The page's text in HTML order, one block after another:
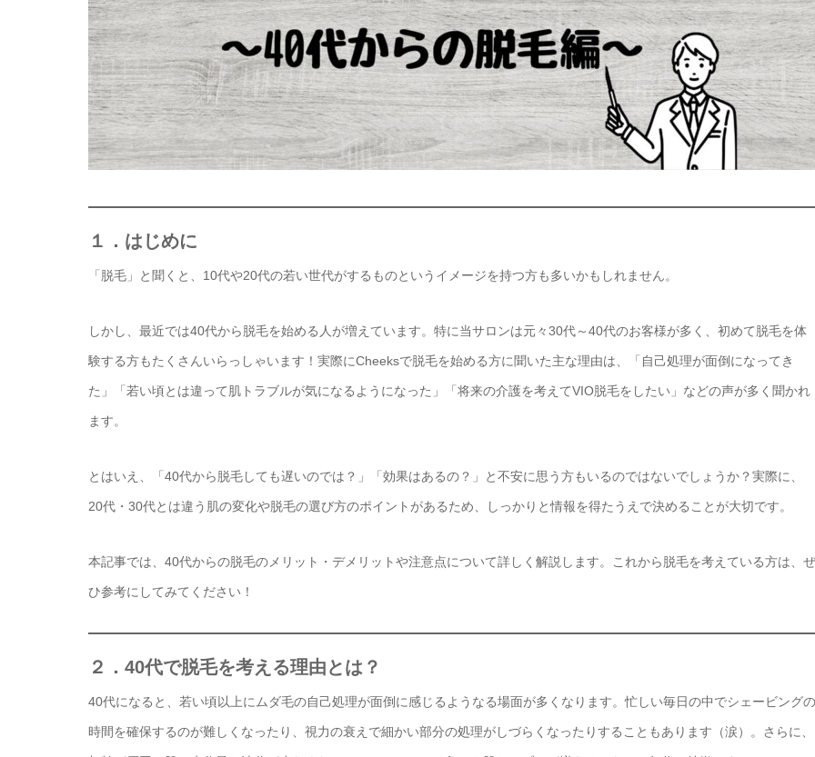
１．はじめに
「脱毛」と聞くと、10代や20代の若い世代がするものというイメージを持つ方も多いかもしれません。
しかし、最近では40代から脱毛を始める人が増えています。特に当サロンは元々30代～40代のお客様が多く、初めて脱毛を体
験する方もたくさんいらっしゃいます！実際にCheeksで脱毛を始める方に聞いた主な理由は、「自己処理が面倒になってき
た」「若い頃とは違って肌トラブルが気になるようになった」「将来の介護を考えてVIO脱毛をしたい」などの声が多く聞かれ
ます。
とはいえ、「40代から脱毛しても遅いのでは？」「効果はあるの？」と不安に思う方もいるのではないでしょうか？実際に、
20代・30代とは違う肌の変化や脱毛の選び方のポイントがあるため、しっかりと情報を得たうえで決めることが大切です。
本記事では、40代からの脱毛のメリット・デメリットや注意点について詳しく解説します。これから脱毛を考えている方は、ぜ
ひ参考にしてみてください！
２．40代で脱毛を考える理由とは？
40代になると、若い頃以上にムダ毛の自己処理が面倒に感じるようなる場面が多くなります。忙しい毎日の中でシェービングの
時間を確保するのが難しくなったり、視力の衰えで細かい部分の処理がしづらくなったりすることもあります（涙）。さらに、